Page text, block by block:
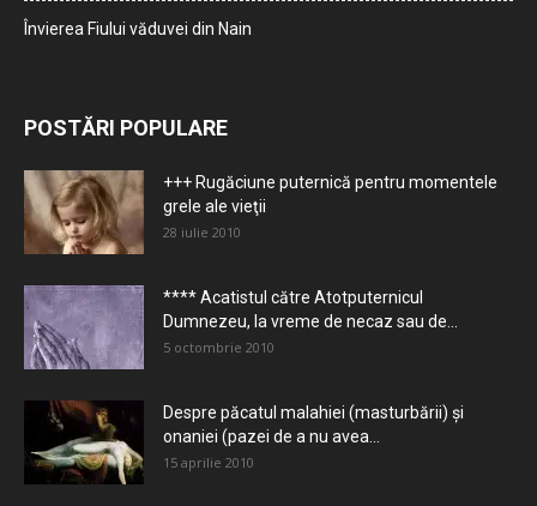
Învierea Fiului văduvei din Nain
POSTĂRI POPULARE
+++ Rugăciune puternică pentru momentele
grele ale vieţii
28 iulie 2010
**** Acatistul către Atotputernicul
Dumnezeu, la vreme de necaz sau de...
5 octombrie 2010
Despre păcatul malahiei (masturbării) şi
onaniei (pazei de a nu avea...
15 aprilie 2010